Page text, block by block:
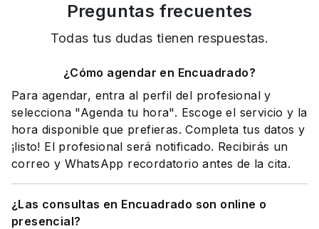
Preguntas frecuentes
Todas tus dudas tienen respuestas.
¿Cómo agendar en Encuadrado?
Para agendar, entra al perfil del profesional y
selecciona "Agenda tu hora". Escoge el servicio y la
hora disponible que prefieras. Completa tus datos y
¡listo! El profesional será notificado. Recibirás un
correo y WhatsApp recordatorio antes de la cita.
¿Las consultas en Encuadrado son online o
presencial?